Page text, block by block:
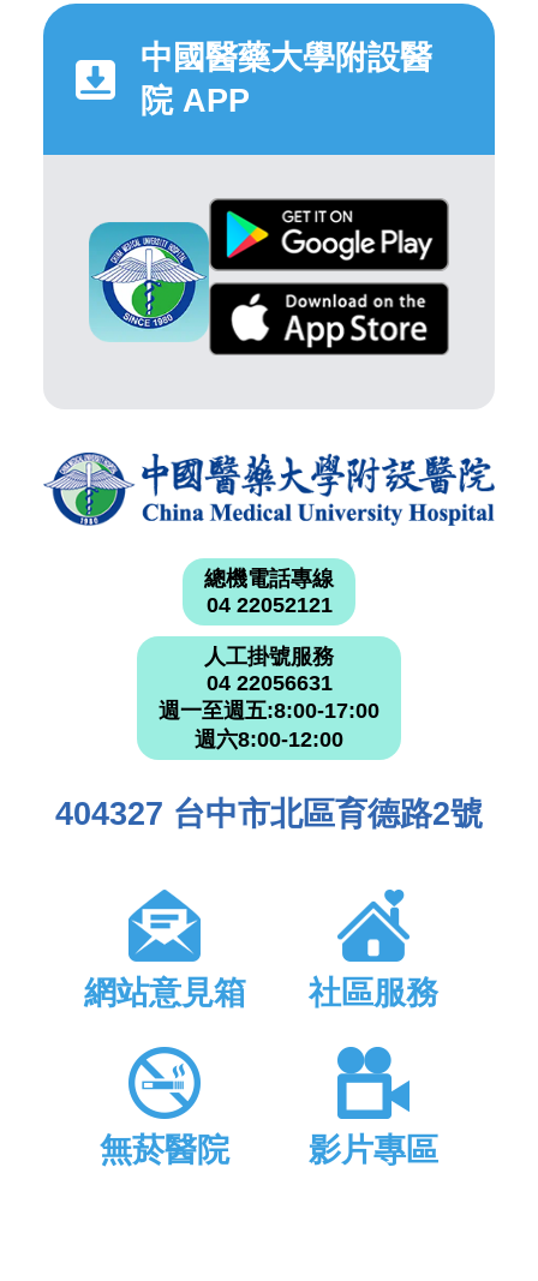
中國醫藥大學附設醫
院 APP
總機電話專線
04 22052121
人工掛號服務
04 22056631
週一至週五:8:00-17:00
週六8:00-12:00
404327 台中市北區育德路2號
網站意見箱 社區服務
無菸醫院 影片專區